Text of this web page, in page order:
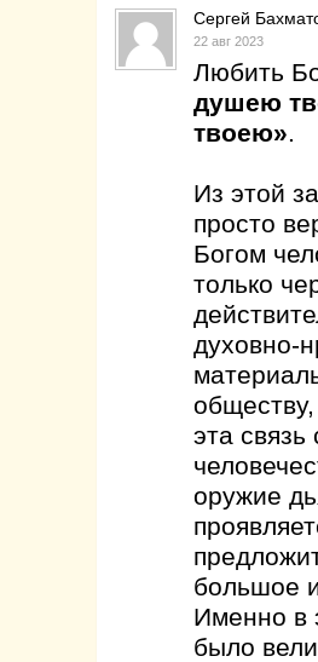
Сергей
22 авг 2023
Любить
душею
твоею».
Из этой
просто
Богом
только
духовно-
эта связь
оружие
большое
Именно в
было